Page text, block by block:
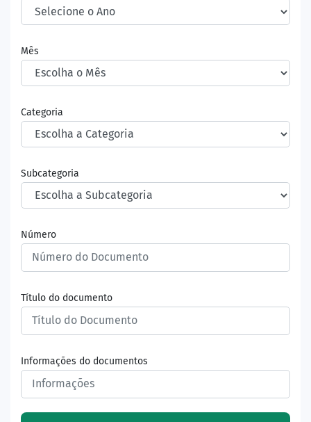
Mês
Categoria
Subcategoria
Número
Título do documento
Informações do documentos